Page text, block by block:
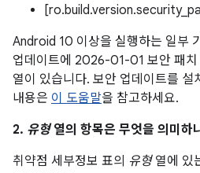
Android 10 이상을 실행하는 일부
업데이트에 2026-01-01 보안 패치
열이 있습니다. 보안 업데이트를 설
내용은 이 도움말을 참고하세요.
2. 유형열의 항목은 무엇을 의미하
취약점 세부정보 표의 유형열에 있